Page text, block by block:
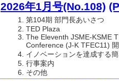
2026年1月号(No.108)
第104期 部門長あいさつ
TED Plaza
The Eleventh JSME-KSME
Conference (J-K TFEC11)
イノベーションを達成する
行事案内
その他